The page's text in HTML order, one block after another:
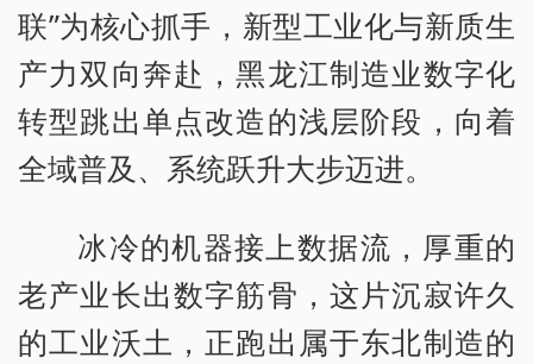
联”为核心抓手，新型工业化与新质生
产力双向奔赴，黑龙江制造业数字化
转型跳出单点改造的浅层阶段，向着
全域普及、系统跃升大步迈进。
冰冷的机器接上数据流，厚重的
老产业长出数字筋骨，这片沉寂许久
的工业沃土，正跑出属于东北制造的